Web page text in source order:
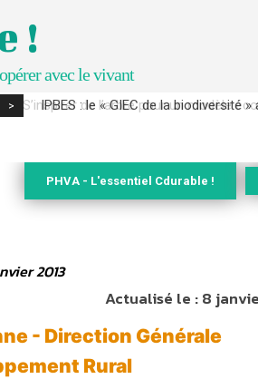
!
avec le vivant
> IPBES : le « GIEC de la biodiversité
PHVA - L'essentiel Cdurable !
2013
Actualisé le :8
- Direction Générale
Rural